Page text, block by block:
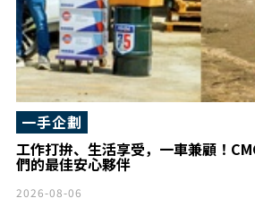
工作打拚、生活享受，一車兼顧！
們的最佳安心夥伴
一手企劃
2026-08-06